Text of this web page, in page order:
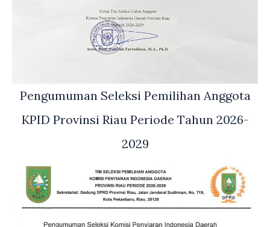
Pengumuman Seleksi Pemilihan Anggota
KPID Provinsi Riau Periode Tahun 2026-
2029